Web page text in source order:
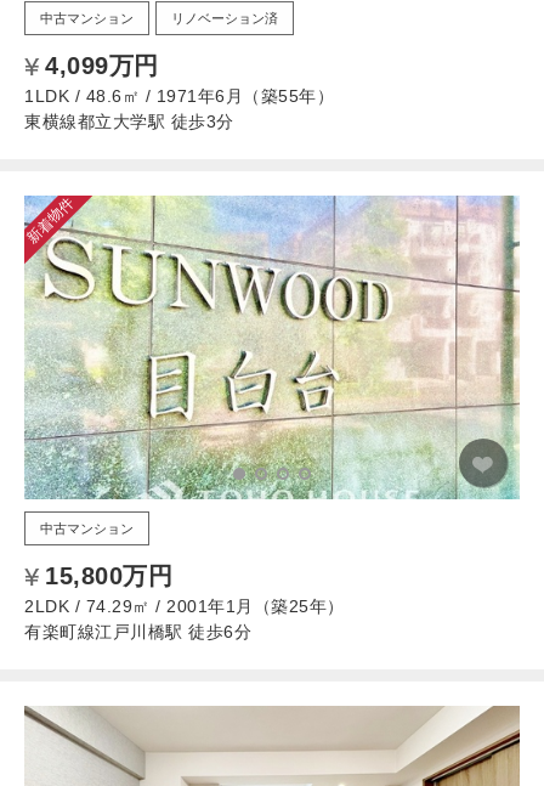
中古マンション リノベーション済
4,099万円
1LDK / 48.6㎡ / 1971年6月（築55年）
東横線都立大学駅 徒歩3分
新着物件
中古マンション
15,800万円
2LDK / 74.29㎡ / 2001年1月（築25年）
有楽町線江戸川橋駅 徒歩6分